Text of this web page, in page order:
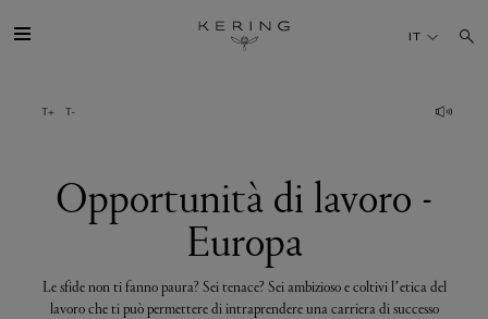
lavoro
SOSTENIBILITÀ
IT
Opportunità di lavoro -
Europa
Le sfide non ti fanno paura? Sei tenace? Sei ambizioso e coltivi l’etica del
lavoro che ti può permettere di intraprendere una carriera di successo